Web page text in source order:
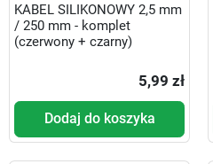
KABEL SILIKONOWY 2,5 mm
/ 250 mm - komplet
(czerwony + czarny)
5,99 zł
Dodaj do koszyka